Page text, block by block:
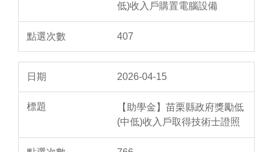
低)收入戶購置電腦設備
407
2026-04-15
【助學金】苗栗縣政府獎勵低
(中低)收入戶取得技術士證照